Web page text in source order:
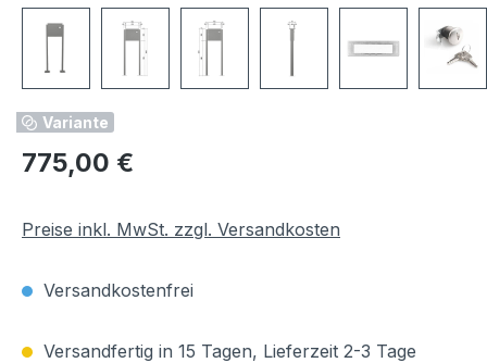
Variante
Regulärer Preis:
775,00 €
Preise inkl. MwSt. zzgl. Versandkosten
Versandkostenfrei
Versandfertig in 15 Tagen, Lieferzeit 2-3 Tage